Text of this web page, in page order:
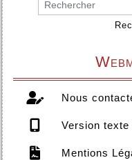
Nous
Version texte
Mentions